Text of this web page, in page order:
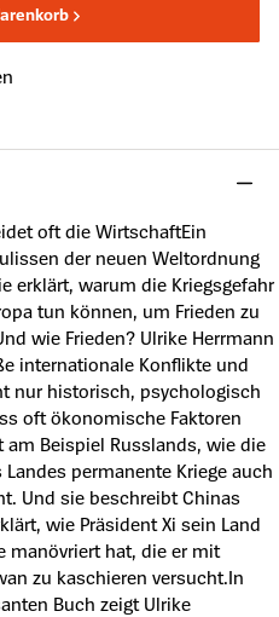
oft die WirtschaftEin
der neuen Weltordnung
erklärt, warum die Kriegsgefahr
tun können, um Frieden zu
wie Frieden? Ulrike Herrmann
internationale Konflikte und
nur historisch, psychologisch
oft ökonomische Faktoren
Beispiel Russlands, wie die
permanente Kriege auch
Und sie beschreibt Chinas
wie Präsident Xi sein Land
manövriert hat, die er mit
zu kaschieren versucht.In
Buch zeigt Ulrike